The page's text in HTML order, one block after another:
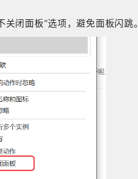
闭面板”选项，避免面板闪跳。